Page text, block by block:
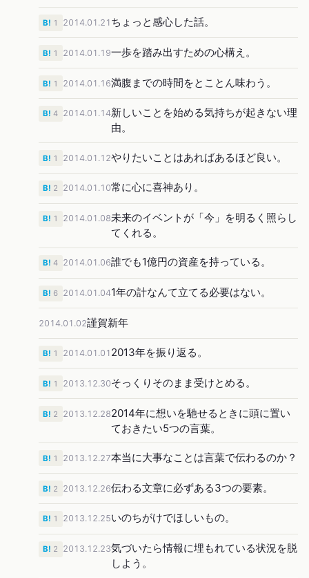
2014.01.21 ちょっと感心した話。
B! 1
2014.01.19一歩を踏み出すための心構え。
B! 1
2014.01.16満腹までの時間をとことん味わう。
B! 1
2014.01.14新しいことを始める気持ちが起きない理
由。
B! 4
2014.01.12やりたいことはあればあるほど良い。
B! 1
2014.01.10常に心に喜神あり。
B! 2
2014.01.08未来のイベントが「今」を明るく照らし
てくれる。
B! 1
2014.01.06誰でも1億円の資産を持っている。
B! 4
2014.01.041年の計なんて立てる必要はない。
B! 6
2014.01.02謹賀新年
2014.01.01 2013年を振り返る。
B! 1
2013.12.30そっくりそのまま受けとめる。
B! 1
2013.12.282014年に想いを馳せるときに頭に置い
ておきたい5つの言葉。
B! 2
2013.12.27本当に大事なことは言葉で伝わるのか？
B! 1
2013.12.26伝わる文章に必ずある3つの要素。
B! 2
2013.12.25いのちがけでほしいもの。
B! 1
2013.12.23気づいたら情報に埋もれている状況を脱
しよう。
B! 2